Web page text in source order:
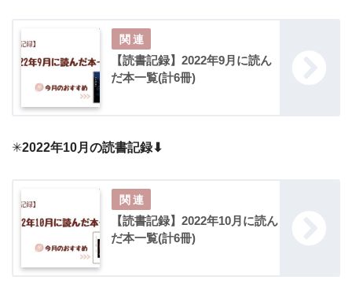
【読書記録】2022年9月に読ん
だ本一覧(計6冊)
✳︎2022年10月の読書記録⬇︎
【読書記録】2022年10月に読ん
だ本一覧(計6冊)